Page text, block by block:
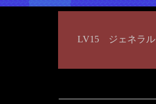
LV15 ジェネラル